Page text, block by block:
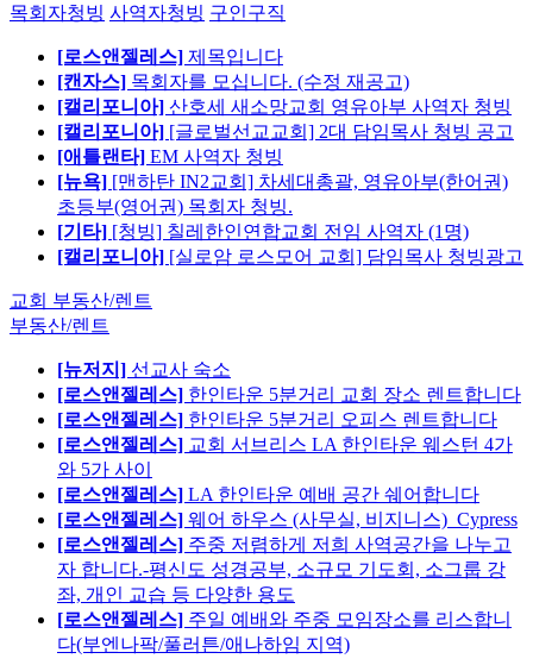
목회자청빙 사역자청빙 구인구직
[로스앤젤레스] 제목입니다
[캔자스] 목회자를 모십니다. (수정 재공고)
[캘리포니아] 산호세 새소망교회 영유아부 사역자 청빙
[캘리포니아] [글로벌선교교회] 2대 담임목사 청빙 공고
[애틀랜타] EM 사역자 청빙
[뉴욕] [맨하탄 IN2교회] 차세대총괄, 영유아부(한어권)
초등부(영어권) 목회자 청빙.
[기타] [청빙] 칠레한인연합교회 전임 사역자 (1명)
[캘리포니아] [실로암 로스모어 교회] 담임목사 청빙광고
교회 부동산/렌트
부동산/렌트
[뉴저지] 선교사 숙소
[로스앤젤레스] 한인타운 5분거리 교회 장소 렌트합니다
[로스앤젤레스] 한인타운 5분거리 오피스 렌트합니다
[로스앤젤레스] 교회 서브리스 LA 한인타운 웨스턴 4가
와 5가 사이
[로스앤젤레스] LA 한인타운 예배 공간 쉐어합니다
[로스앤젤레스] 웨어 하우스 (사무실, 비지니스)_Cypress
[로스앤젤레스] 주중 저렴하게 저희 사역공간을 나누고
자 합니다.-평신도 성경공부, 소규모 기도회, 소그룹 강
좌, 개인 교습 등 다양한 용도
[로스앤젤레스] 주일 예배와 주중 모임장소를 리스합니
다(부엔나팍/풀러튼/애나하임 지역)